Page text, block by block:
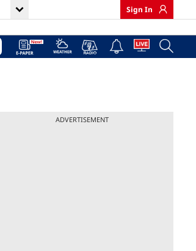
Sign In
ADVERTISEMENT